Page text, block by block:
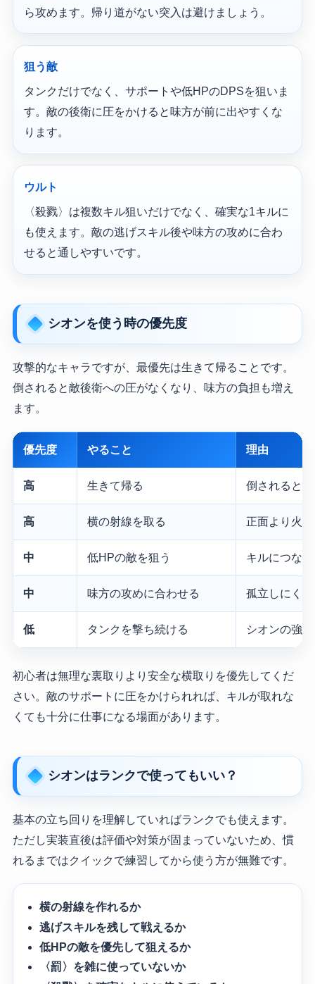
ら攻めます。帰り道がない突入は避けましょう。
狙う敵
タンクだけでなく、サポートや低HPのDPSを狙いま
す。敵の後衛に圧をかけると味方が前に出やすくな
ります。
ウルト
〈殺戮〉は複数キル狙いだけでなく、確実な1キルに
も使えます。敵の逃げスキル後や味方の攻めに合わ
せると通しやすいです。
シオンを使う時の優先度
攻撃的なキャラですが、最優先は生きて帰ることです。
倒されると敵後衛への圧がなくなり、味方の負担も増え
ます。
優先度 やること 理由
高 生きて帰る 倒されると
高 横の射線を取る 正面より火
中 低HPの敵を狙う キルにつな
中 味方の攻めに合わせる 孤立しにく
低 タンクを撃ち続ける シオンの強
初心者は無理な裏取りより安全な横取りを優先してくだ
さい。敵のサポートに圧をかけられれば、キルが取れな
くても十分に仕事になる場面があります。
シオンはランクで使ってもいい？
基本の立ち回りを理解していればランクでも使えます。
ただし実装直後は評価や対策が固まっていないため、慣
れるまではクイックで練習してから使う方が無難です。
横の射線を作れるか
逃げスキルを残して戦えるか
低HPの敵を優先して狙えるか
〈罰〉を雑に使っていないか